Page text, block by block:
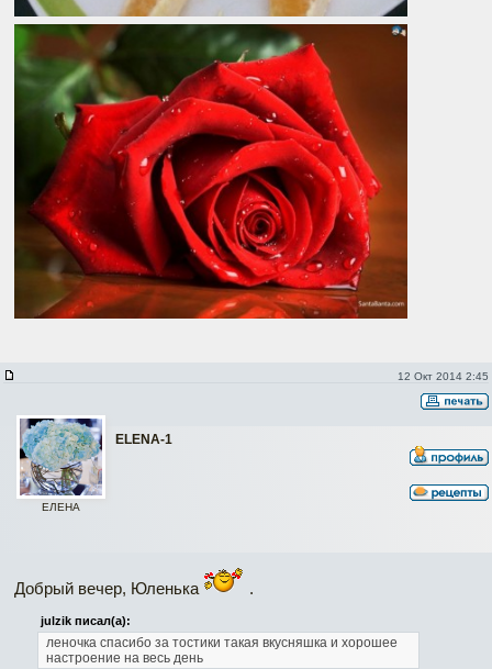
12 Окт 2014 2:45
ELENA-1
ЕЛЕНА
Добрый вечер, Юленька .
julzik писал(а):
леночка спасибо за тостики такая вкусняшка и хорошее
настроение на весь день